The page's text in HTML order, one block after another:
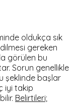
oldukça sık
gereken
görülen bu
Sorun genellikle
şeklinde başlar
iyi takip
Belirtileri;